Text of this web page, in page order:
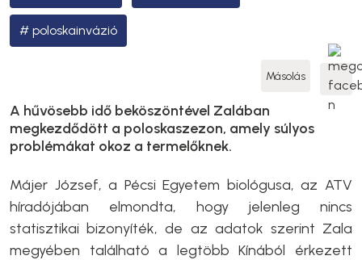
poloskainvázió
Másolás
A hűvösebb idő beköszöntével Zalában
megkezdődött a poloskaszezon, amely súlyos
problémákat okoz a termelőknek.
Májer József, a Pécsi Egyetem biológusa, az ATV
híradójában elmondta, hogy jelenleg nincs
statisztikai bizonyíték, de az adatok szerint Zala
megyében található a legtöbb Kínából érkezett